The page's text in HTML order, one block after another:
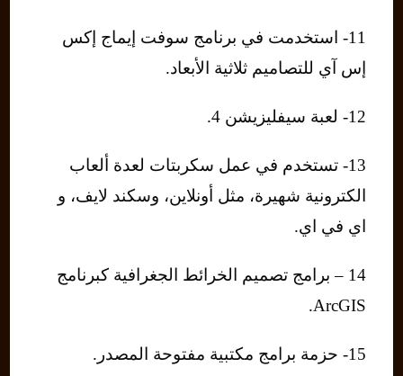
11- استخدمت في برنامج سوفت إيماج إكس
إس آي للتصاميم ثلاثية الأبعاد.
12- لعبة سيفليزيشن 4.
13- تستخدم في عمل سكربتات لعدة ألعاب
الكترونية شهيرة، مثل أونلاين، وسكند لايف، و
اي في اي.
14 – برامج تصميم الخرائط الجغرافية كبرنامج
ArcGIS.
15- حزمة برامج مكتبية مفتوحة المصدر.